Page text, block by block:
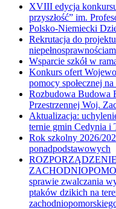
XVIII edycja
przyszłość” im.
Polsko-Niemiecki
Rekrutacja do
Wsparcie szkół w
Konkurs ofert
pomocy społecznej
Rozbudowa Budowa
Przestrzennej Woj.
Aktualizacja:
ternie gmin Cedynia i
Rok szkolny 2026/
ponadpodstawowych
sprawie zwalczania
ptaków dzikich na